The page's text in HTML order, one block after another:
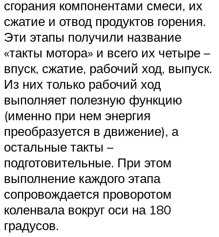
сгорания компонентами смеси, их
сжатие и отвод продуктов горения.
Эти этапы получили название
«такты мотора» и всего их четыре –
впуск, сжатие, рабочий ход, выпуск.
Из них только рабочий ход
выполняет полезную функцию
(именно при нем энергия
преобразуется в движение), а
остальные такты –
подготовительные. При этом
выполнение каждого этапа
сопровождается проворотом
коленвала вокруг оси на 180
градусов.